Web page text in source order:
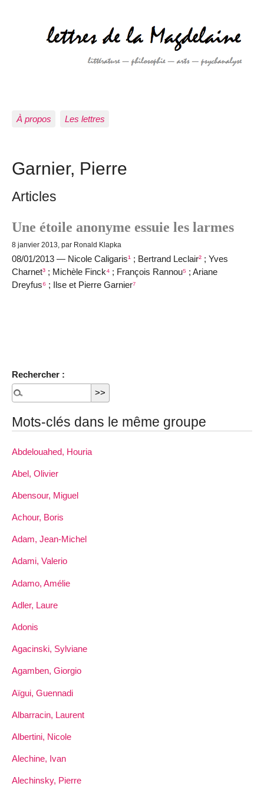
À propos Les lettres
Garnier, Pierre
Articles
Une étoile anonyme essuie les larmes
8 janvier 2013, par Ronald Klapka
08/01/2013 — Nicole Caligaris¹ ; Bertrand Leclair² ; Yves
Charnet³ ; Michèle Finck⁴ ; François Rannou⁵ ; Ariane
Dreyfus⁶ ; Ilse et Pierre Garnier⁷
Rechercher :
Mots-clés dans le même groupe
Abdelouahed, Houria
Abel, Olivier
Abensour, Miguel
Achour, Boris
Adam, Jean-Michel
Adami, Valerio
Adamo, Amélie
Adler, Laure
Adonis
Agacinski, Sylviane
Agamben, Giorgio
Aïgui, Guennadi
Albarracin, Laurent
Albertini, Nicole
Alechine, Ivan
Alechinsky, Pierre